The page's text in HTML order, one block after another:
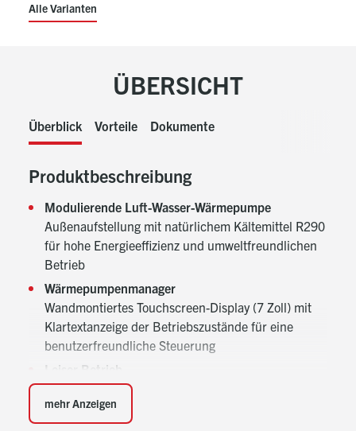
Alle Varianten
ÜBERSICHT
Überblick Vorteile Dokumente
Produktbeschreibung
Modulierende Luft-Wasser-Wärmepumpe
Außenaufstellung mit natürlichem Kältemittel R290
für hohe Energieeffizienz und umweltfreundlichen
Betrieb
Wärmepumpenmanager
Wandmontiertes Touchscreen-Display (7 Zoll) mit
Klartextanzeige der Betriebszustände für eine
benutzerfreundliche Steuerung
Leiser Betrieb
Durch modulierende Komponenten und
Eulenflügelventilatortechnik für nahezu lautlosen
Betrieb
mehr Anzeigen